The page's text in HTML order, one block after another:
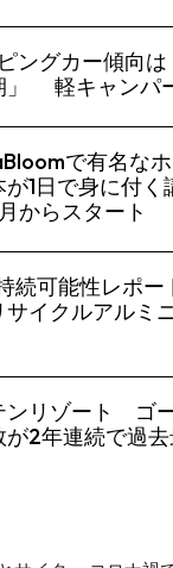
ングカー傾向は
」 軽キャンパ
で有名な
1日で身に付く
からスタート
続可能性レポー
イクルアルミ
ンリゾート ゴ
が2年連続で過